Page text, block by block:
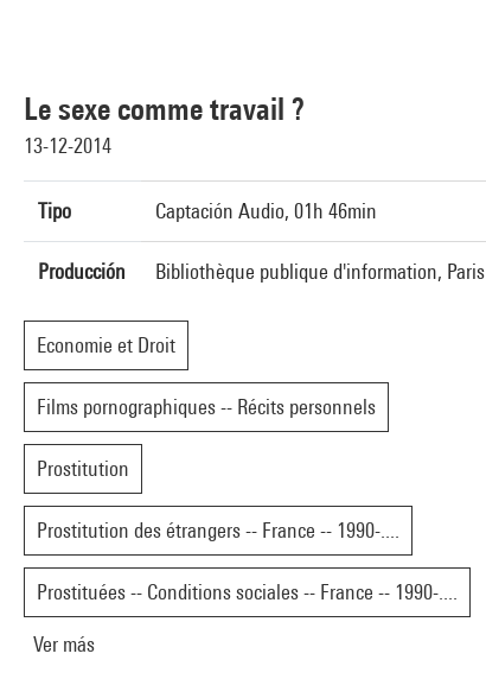
Le sexe comme travail ?
13-12-2014
Tipo Captación Audio, 01h 46min
Producción Bibliothèque publique d'information, Paris
Economie et Droit
Films pornographiques -- Récits personnels
Prostitution
Prostitution des étrangers -- France -- 1990-....
Prostituées -- Conditions sociales -- France -- 1990-....
Ver más